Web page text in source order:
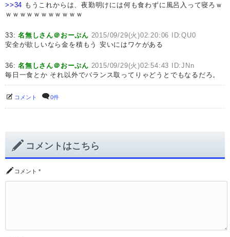
>>34 もうこれからは、夜勤明けには何も食わずに風呂入って寝ろｗ
ｗｗｗｗｗｗｗｗｗｗｗ
33:名無しさん＠おーぷん 2015/09/29(火)02:20:06 ID:QU0
安全が欲しいなら金を積もう 安いにはワケがある
36:名無しさん＠おーぷん 2015/09/29(火)02:54:43 ID:JNn
毎日一食とか それ以外でバランス取ってりゃどうとでもなるだろ。
コメント 0件
コメントはこちら
コメント *